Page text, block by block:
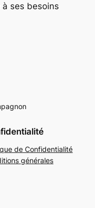
ses besoins
de Confidentialité
générales